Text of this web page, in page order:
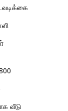
வீடு